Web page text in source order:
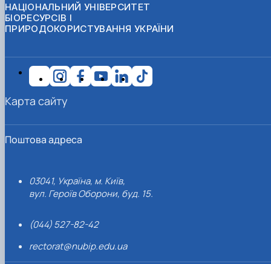
НАЦІОНАЛЬНИЙ УНІВЕРСИТЕТ
БІОРЕСУРСІВ І
ПРИРОДОКОРИСТУВАННЯ УКРАЇНИ
Поштова адреса
03041, Україна, м. Київ,
вул. Героїв Оборони, буд. 15.
(044) 527-82-42
rectorat@nubip.edu.ua
Карта сайту